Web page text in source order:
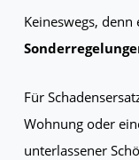
Keineswegs,
Für
Wohnung oder
unterlassener